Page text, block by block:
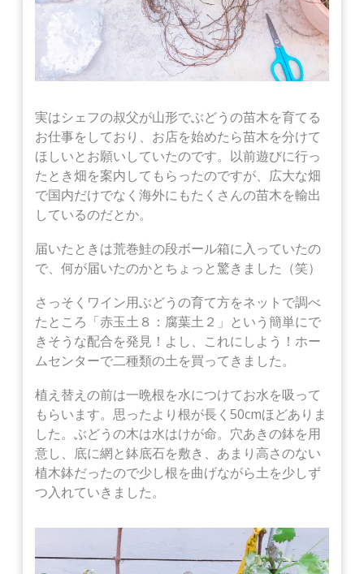
実はシェフの叔父が山形でぶどうの苗木を育てる
お仕事をしており、お店を始めたら苗木を分けて
ほしいとお願いしていたのです。以前遊びに行っ
たとき畑を案内してもらったのですが、広大な畑
で国内だけでなく海外にもたくさんの苗木を輸出
しているのだとか。
届いたときは荒巻鮭の段ボール箱に入っていたの
で、何が届いたのかとちょっと驚きました（笑）
さっそくワイン用ぶどうの育て方をネットで調べ
たところ「赤玉土８：腐葉土２」という簡単にで
きそうな配合を発見！よし、これにしよう！ホー
ムセンターで二種類の土を買ってきました。
植え替えの前は一晩根を水につけてお水を吸って
もらいます。思ったより根が長く50cmほどありま
した。ぶどうの木は水はけが命。穴あきの鉢を用
意し、底に網と鉢底石を敷き、あまり高さのない
植木鉢だったので少し根を曲げながら土を少しず
つ入れていきました。